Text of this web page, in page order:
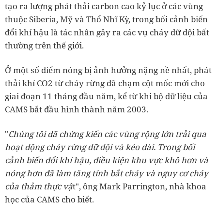
tạo ra lượng phát thải carbon cao kỷ lục ở các vùng
thuộc Siberia, Mỹ và Thổ Nhĩ Kỳ, trong bối cảnh biến
đổi khí hậu là tác nhân gây ra các vụ cháy dữ dội bất
thường trên thế giới.
Ở một số điểm nóng bị ảnh hưởng nặng nề nhất, phát
thải khí CO2 từ cháy rừng đã chạm cột mốc mới cho
giai đoạn 11 tháng đầu năm, kể từ khi bộ dữ liệu của
CAMS bắt đầu hình thành năm 2003.
"Chúng tôi đã chứng kiến các vùng rộng lớn trải qua
hoạt động cháy rừng dữ dội và kéo dài. Trong bối
cảnh biến đổi khí hậu, điều kiện khu vực khô hơn và
nóng hơn đã làm tăng tính bắt cháy và nguy cơ cháy
của thảm thực vật", ông Mark Parrington, nhà khoa
học của CAMS cho biết.